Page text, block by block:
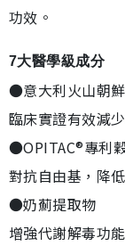
功效。
7大醫學級成分
●意大利火山朝
臨床實證有效減
●OPITAC®專利
對抗自由基，降
●奶薊提取物
增強代謝解毒功